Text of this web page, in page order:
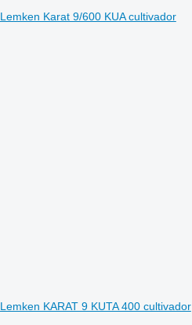
Lemken Karat 9/600 KUA cultivador
Lemken KARAT 9 KUTA 400 cultivador